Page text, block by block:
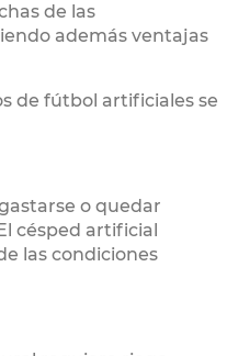
de las
además ventajas
de fútbol artificiales se
o quedar
césped artificial
las condiciones